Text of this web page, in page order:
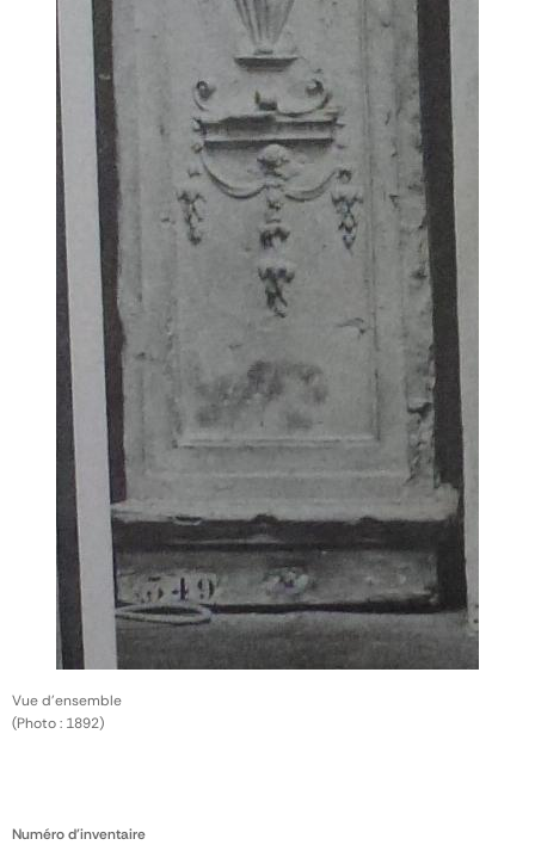
Numéro d'inventaire
Vue d'ensemble
(Photo : 1892)